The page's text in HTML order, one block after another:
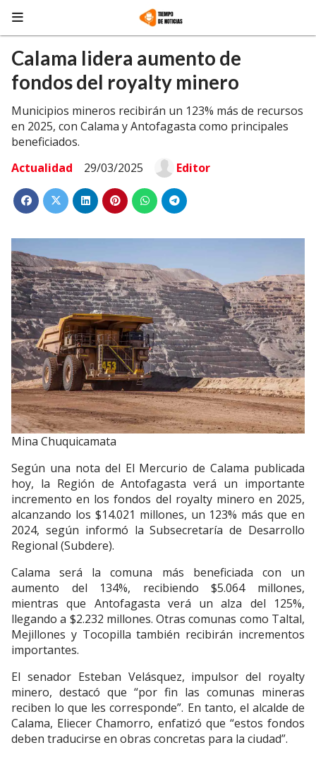
Calama lidera aumento de
fondos del royalty minero
Municipios mineros recibirán un 123% más de recursos
en 2025, con Calama y Antofagasta como principales
beneficiados.
Actualidad
29/03/2025 Editor
Mina Chuquicamata
Según una nota del El Mercurio de Calama publicada
hoy, la Región de Antofagasta verá un importante
incremento en los fondos del royalty minero en 2025,
alcanzando los $14.021 millones, un 123% más que en
2024, según informó la Subsecretaría de Desarrollo
Regional (Subdere).
Calama será la comuna más beneficiada con un
aumento del 134%, recibiendo $5.064 millones,
mientras que Antofagasta verá un alza del 125%,
llegando a $2.232 millones. Otras comunas como Taltal,
Mejillones y Tocopilla también recibirán incrementos
importantes.
El senador Esteban Velásquez, impulsor del royalty
minero, destacó que “por fin las comunas mineras
reciben lo que les corresponde”. En tanto, el alcalde de
Calama, Eliecer Chamorro, enfatizó que “estos fondos
deben traducirse en obras concretas para la ciudad”.